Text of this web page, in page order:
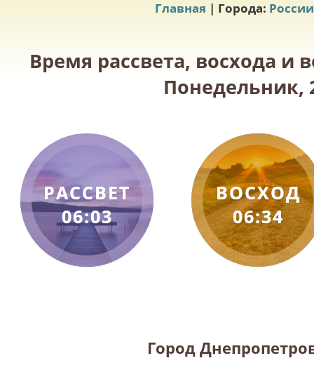
Главная | Города: России
Время рассвета, восхода и
Понедельник,
РАССВЕТ
06:03
ВОСХОД
06:34
Город